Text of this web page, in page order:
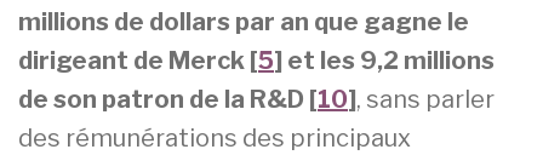
millions de dollars par an que gagne le
dirigeant de Merck [5] et les 9,2 millions
de son patron de la R&D [10], sans parler
des rémunérations des principaux